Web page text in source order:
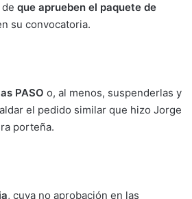
que aprueben el paquete de
su convocatoria.
PASO o, al menos, suspenderlas y
el pedido similar que hizo Jorge
porteña.
, cuya no aprobación en las